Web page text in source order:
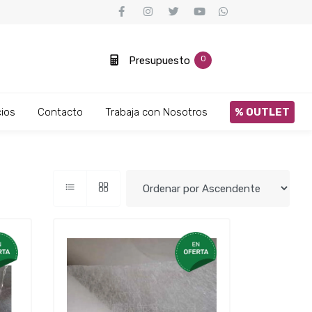
Presupuesto 0
Contacto Trabaja con Nosotros % OUTLET